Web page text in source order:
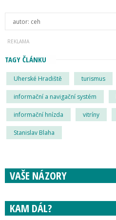
autor: ceh
TAGY ČLÁNKU
Uherské Hradiště turismus
informační a navigační systém
informační hnízda vitríny
Stanislav Blaha
VAŠE NÁZORY
KAM DÁL?